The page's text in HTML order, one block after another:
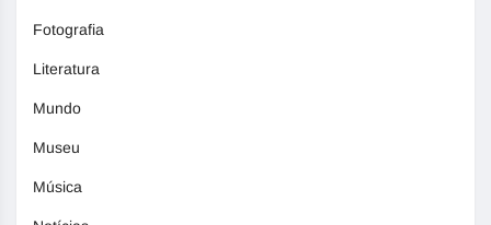
Fotografia
Literatura
Mundo
Museu
Música